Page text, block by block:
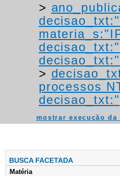
>
>
processos
mostrar execução da
BUSCA FACETADA
Matéria